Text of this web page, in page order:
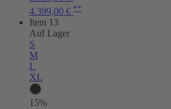
4.399,00 € **
Item 13
Auf Lager
S
M
L
XL
15%